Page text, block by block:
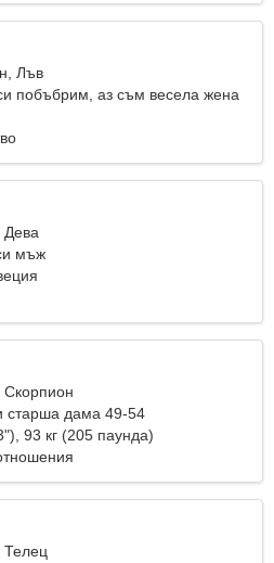
Лъв
побъбрим, аз съм весела жена
Дева
мъж
Скорпион
старша дама 49-54
93 кг (205 паунда)
Телец